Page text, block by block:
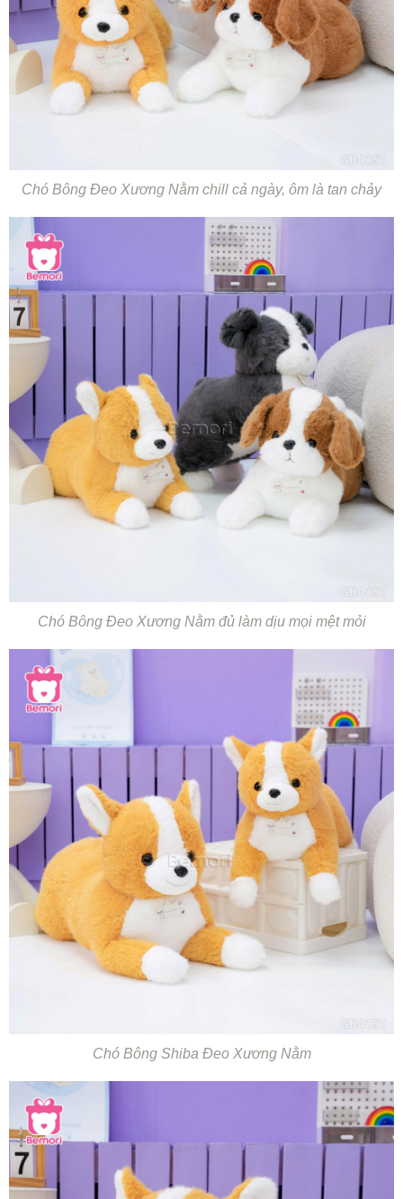
Chó Bông Đeo Xương Nằm chill cả ngày, ôm là tan chảy
Chó Bông Đeo Xương Nằm đủ làm dịu mọi mệt mỏi
Chó Bông Shiba Đeo Xương Nằm